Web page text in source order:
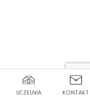
UCZELNIA KONTAKT